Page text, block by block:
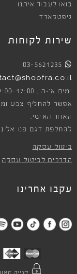
בואו לעבוד איתנו
גיפטקארד
שירות לקוחות
03-5621235
ימים א׳-ה׳, 17:00
אפשר להחליף צבע
האזור האישי.
להחלפת דגם פנו
ביטול עסקה
הדרכים לביטול עסקה
עקבו אחרינו
קנייה